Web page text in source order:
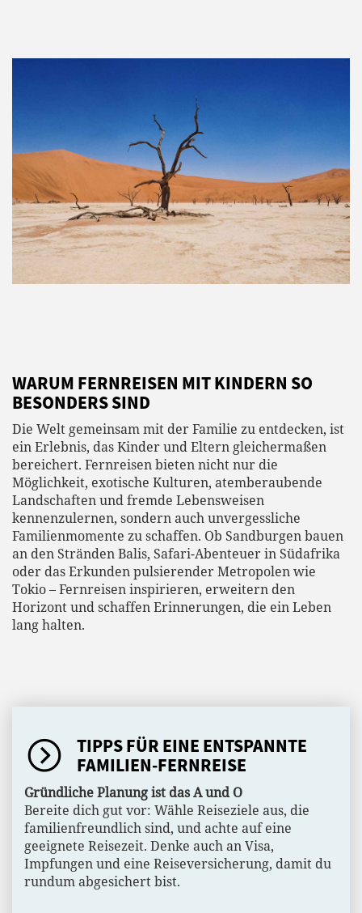
WARUM FERNREISEN MIT KINDERN SO
BESONDERS SIND
Die Welt gemeinsam mit der Familie zu entdecken, ist
ein Erlebnis, das Kinder und Eltern gleichermaßen
bereichert. Fernreisen bieten nicht nur die
Möglichkeit, exotische Kulturen, atemberaubende
Landschaften und fremde Lebensweisen
kennenzulernen, sondern auch unvergessliche
Familienmomente zu schaffen. Ob Sandburgen bauen
an den Stränden Balis, Safari-Abenteuer in Südafrika
oder das Erkunden pulsierender Metropolen wie
Tokio – Fernreisen inspirieren, erweitern den
Horizont und schaffen Erinnerungen, die ein Leben
lang halten.
TIPPS FÜR EINE ENTSPANNTE
FAMILIEN-FERNREISE
Gründliche Planung ist das A und O
Bereite dich gut vor: Wähle Reiseziele aus, die
familienfreundlich sind, und achte auf eine
geeignete Reisezeit. Denke auch an Visa,
Impfungen und eine Reiseversicherung, damit du
rundum abgesichert bist.